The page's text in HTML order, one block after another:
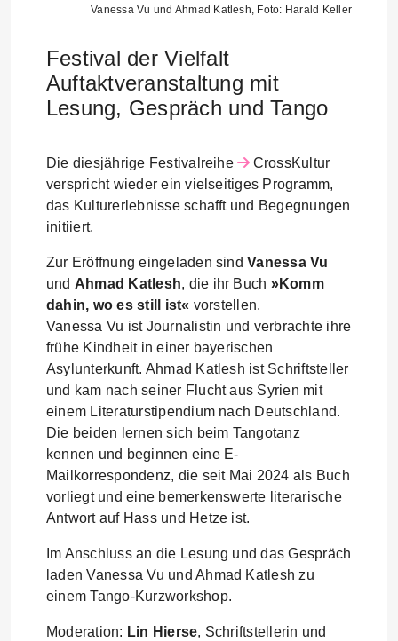
Vanessa Vu und Ahmad Katlesh, Foto: Harald Keller
Festival der Vielfalt
Auftaktveranstaltung mit
Lesung, Gespräch und Tango
Die diesjährige Festivalreihe
CrossKultur
verspricht wieder ein vielseitiges Programm,
das Kulturerlebnisse schafft und Begegnungen
initiiert.
Zur Eröffnung eingeladen sindVanessa Vu
und Ahmad Katlesh, die ihr Buch »Komm
dahin, wo es still ist« vorstellen.
Vanessa Vu ist Journalistin und verbrachte ihre
frühe Kindheit in einer bayerischen
Asylunterkunft. Ahmad Katlesh ist Schriftsteller
und kam nach seiner Flucht aus Syrien mit
einem Literaturstipendium nach Deutschland.
Die beiden lernen sich beim Tangotanz
kennen und beginnen eine E-
Mailkorrespondenz, die seit Mai 2024 als Buch
vorliegt und eine bemerkenswerte literarische
Antwort auf Hass und Hetze ist.
Im Anschluss an die Lesung und das Gespräch
laden Vanessa Vu und Ahmad Katlesh zu
einem Tango-Kurzworkshop.
Moderation: Lin Hierse, Schriftstellerin und